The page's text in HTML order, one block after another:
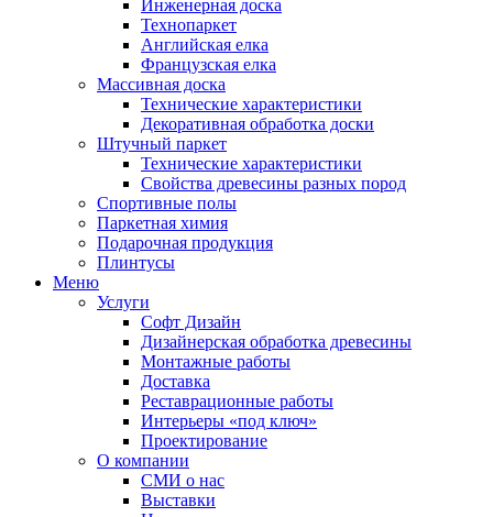
Инженерная доска
Технопаркет
Английская елка
Французская елка
Массивная доска
Технические характеристики
Декоративная обработка доски
Штучный паркет
Технические характеристики
Свойства древесины разных пород
Спортивные полы
Паркетная химия
Подарочная продукция
Плинтусы
Меню
Услуги
Софт Дизайн
Дизайнерская обработка древесины
Монтажные работы
Доставка
Реставрационные работы
Интерьеры «под ключ»
Проектирование
О компании
СМИ о нас
Выставки